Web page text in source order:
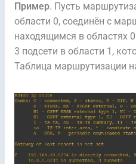
Пример. Пусть
области 0, соединён с
находящимся в областях
3 подсети в области 1,
Таблица маршрутизации